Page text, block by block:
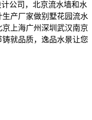
公司，北京流水墙和水
产厂家做别墅花园流水
上海广州深圳武汉南京
就品质，逸品水景让您